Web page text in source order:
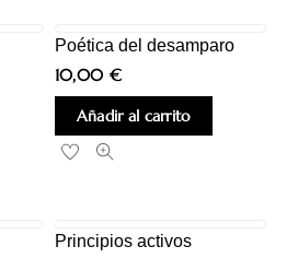
Poética del desamparo
10,00 €
Añadir al carrito
Principios activos